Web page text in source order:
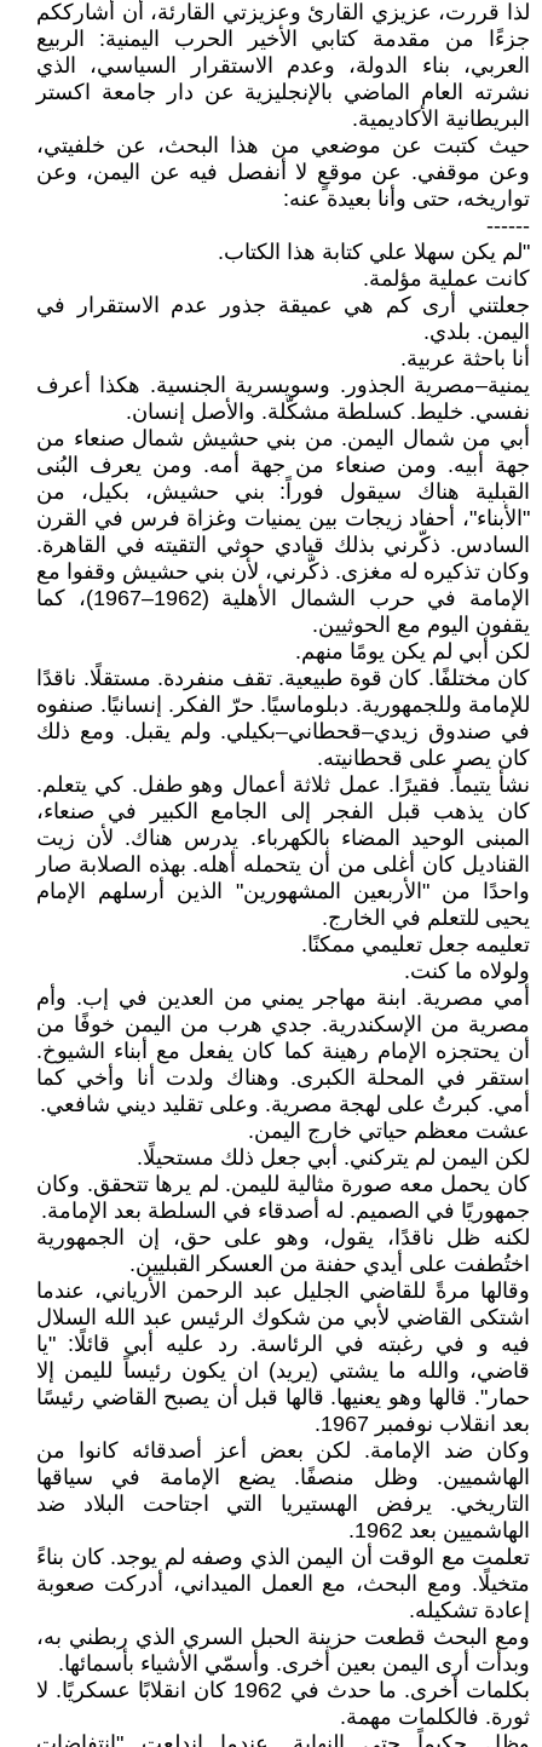
لذا قررت، عزيزي القارئ وعزيزتي القارئة، أن أشارككم
جزءًا من مقدمة كتابي الأخير الحرب اليمنية: الربيع
العربي، بناء الدولة، وعدم الاستقرار السياسي، الذي
نشرته العام الماضي بالإنجليزية عن دار جامعة اكستر
البريطانية الأكاديمية.
حيث كتبت عن موضعي من هذا البحث، عن خلفيتي،
وعن موقفي. عن موقعٍ لا أنفصل فيه عن اليمن، وعن
تواريخه، حتى وأنا بعيدة عنه:
------
"لم يكن سهلا علي كتابة هذا الكتاب.
كانت عملية مؤلمة.
جعلتني أرى كم هي عميقة جذور عدم الاستقرار في
اليمن. بلدي.
أنا باحثة عربية.
يمنية–مصرية الجذور. وسويسرية الجنسية. هكذا أعرف
نفسي. خليط. كسلطة مشكّلة. والأصل إنسان.
أبي من شمال اليمن. من بني حشيش شمال صنعاء من
جهة أبيه. ومن صنعاء من جهة أمه. ومن يعرف البُنى
القبلية هناك سيقول فوراً: بني حشيش، بكيل، من
"الأبناء"، أحفاد زيجات بين يمنيات وغزاة فرس في القرن
السادس. ذكّرني بذلك قيادي حوثي التقيته في القاهرة.
وكان تذكيره له مغزى. ذكّرني، لأن بني حشيش وقفوا مع
الإمامة في حرب الشمال الأهلية (1962–1967)، كما
يقفون اليوم مع الحوثيين.
لكن أبي لم يكن يومًا منهم.
كان مختلفًا. كان قوة طبيعية. تقف منفردة. مستقلًا. ناقدًا
للإمامة وللجمهورية. دبلوماسيًا. حرّ الفكر. إنسانيًا. صنفوه
في صندوق زيدي–قحطاني–بكيلي. ولم يقبل. ومع ذلك
كان يصر على قحطانيته.
نشأ يتيماً. فقيرًا. عمل ثلاثة أعمال وهو طفل. كي يتعلم.
كان يذهب قبل الفجر إلى الجامع الكبير في صنعاء،
المبنى الوحيد المضاء بالكهرباء. يدرس هناك. لأن زيت
القناديل كان أغلى من أن يتحمله أهله. بهذه الصلابة صار
واحدًا من "الأربعين المشهورين" الذين أرسلهم الإمام
يحيى للتعلم في الخارج.
تعليمه جعل تعليمي ممكنًا.
ولولاه ما كنت.
أمي مصرية. ابنة مهاجر يمني من العدين في إب. وأم
مصرية من الإسكندرية. جدي هرب من اليمن خوفًا من
أن يحتجزه الإمام رهينة كما كان يفعل مع أبناء الشيوخ.
استقر في المحلة الكبرى. وهناك ولدت أنا وأخي كما
أمي. كبرتُ على لهجة مصرية. وعلى تقليد ديني شافعي.
عشت معظم حياتي خارج اليمن.
لكن اليمن لم يتركني. أبي جعل ذلك مستحيلًا.
كان يحمل معه صورة مثالية لليمن. لم يرها تتحقق. وكان
جمهوريًا في الصميم. له أصدقاء في السلطة بعد الإمامة.
لكنه ظل ناقدًا، يقول، وهو على حق، إن الجمهورية
اختُطفت على أيدي حفنة من العسكر القبليين.
وقالها مرةً للقاضي الجليل عبد الرحمن الأرياني، عندما
اشتكى القاضي لأبي من شكوك الرئيس عبد الله السلال
فيه و في رغبته في الرئاسة. رد عليه أبي قائلًا: "يا
قاضي، والله ما يشتي (يريد) ان يكون رئيساً لليمن إلا
حمار". قالها وهو يعنيها. قالها قبل أن يصبح القاضي رئيسًا
بعد انقلاب نوفمبر 1967.
وكان ضد الإمامة. لكن بعض أعز أصدقائه كانوا من
الهاشميين. وظل منصفًا. يضع الإمامة في سياقها
التاريخي. يرفض الهستيريا التي اجتاحت البلاد ضد
الهاشميين بعد 1962.
تعلمت مع الوقت أن اليمن الذي وصفه لم يوجد. كان بناءً
متخيلًا. ومع البحث، مع العمل الميداني، أدركت صعوبة
إعادة تشكيله.
ومع البحث قطعت حزينة الحبل السري الذي ربطني به،
وبدأت أرى اليمن بعين أخرى. وأسمّي الأشياء بأسمائها.
بكلمات أخرى. ما حدث في 1962 كان انقلابًا عسكريًا. لا
ثورة. فالكلمات مهمة.